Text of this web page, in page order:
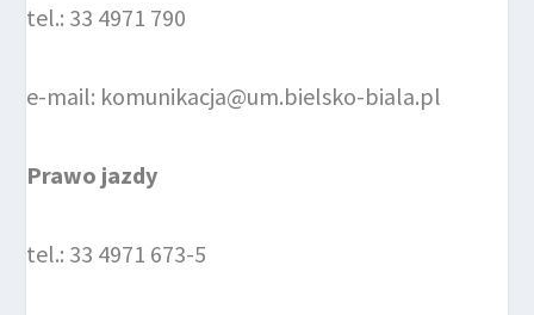
tel.: 33 4971 790
e-mail: komunikacja@um.bielsko-biala.pl
Prawo jazdy
tel.: 33 4971 673-5